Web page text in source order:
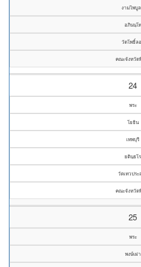
งามไพบู
อภินนฺโท
วัดโพธิ์ล
คณะจังหวัด
24
พระ
โยธิน
เทพบุรี
ยตินฺธโร
วัดเทวประ
คณะจังหวัด
25
พระ
พงษ์เผ่า